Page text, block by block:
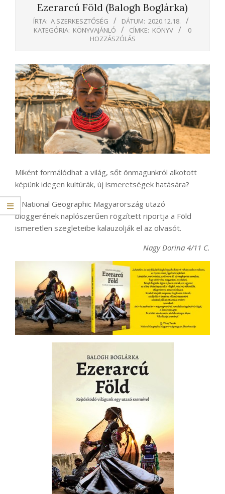
Ezerarcú Föld (Balogh Boglárka)
ÍRTA: A SZERKESZTŐSÉG DÁTUM: 2020.12.18.
KATEGÓRIA: KÖNYVAJÁNLÓ CÍMKE: KÖNYV
0
HOZZÁSZÓLÁS
Miként formálódhat a világ, sőt önmagunkról alkotott
képünk idegen kultúrák, új ismeretségek hatására?
A National Geographic Magyarország utazó
bloggerének naplószerűen rögzített riportja a Föld
ismeretlen szegleteibe kalauzolják el az olvasót.
Nagy Dorina 4/11 C.